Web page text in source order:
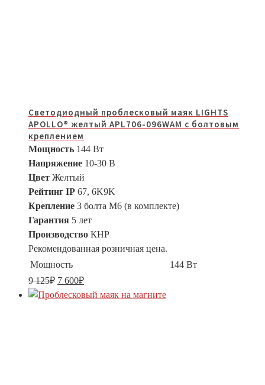
Светодиодный проблесковый маяк LIGHTS
APOLLO® желтый APL706-096WAM с болтовым
креплением
Мощность 144 Вт
Напряжение 10-30 В
Цвет Желтый
Рейтинг IP 67, 6K9K
Крепление 3 болта M6 (в комплекте)
Гарантия 5 лет
Производство КНР
Рекомендованная розничная цена.
Мощность
144 Вт
9 125₽ 7 600₽